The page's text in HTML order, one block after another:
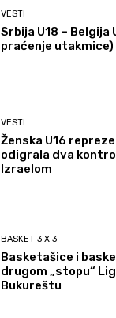
VESTI
Srbija U18 – Belgija
praćenje utakmice)
VESTI
Ženska U16
odigrala dva
Izraelom
BASKET 3 X 3
Basketašice i
drugom „stopu“
Bukureštu